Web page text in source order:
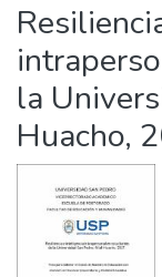
Statistics
la
Huacho,